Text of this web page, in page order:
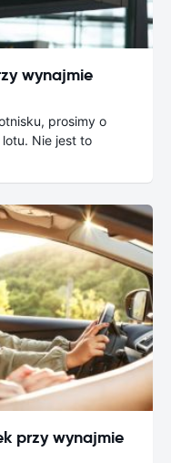
wynajmie
prosimy o
Nie jest to
przy wynajmie